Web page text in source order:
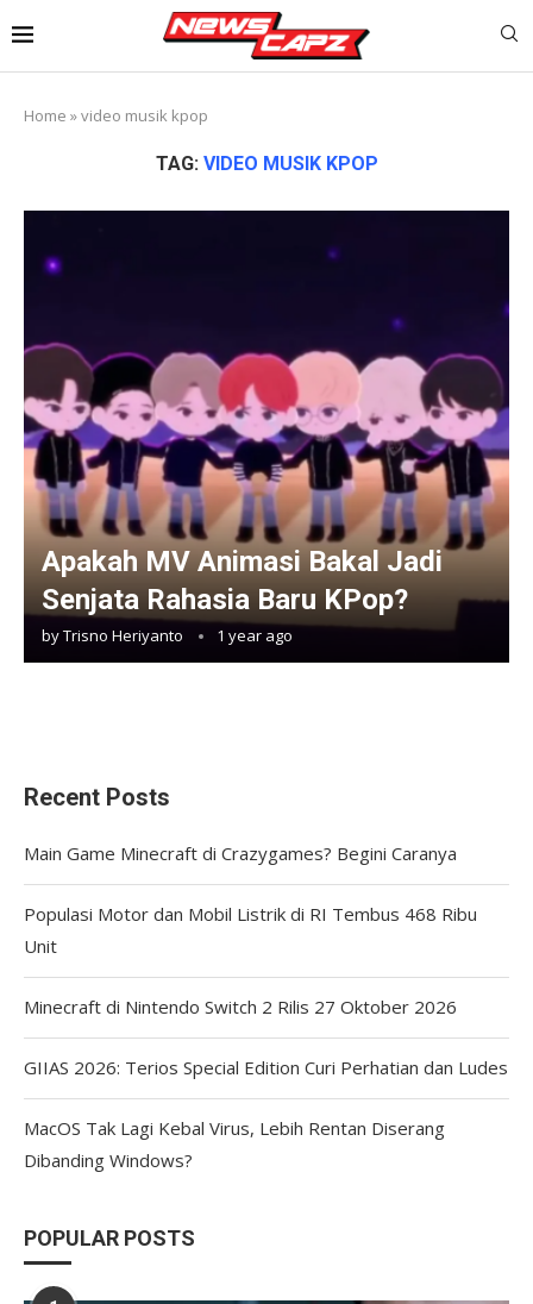
Home »video musik kpop
TAG: VIDEO MUSIK KPOP
Apakah MV Animasi Bakal Jadi
Senjata Rahasia Baru KPop?
byTrisno Heriyanto 1 year ago
Recent Posts
Main Game Minecraft di Crazygames? Begini Caranya
Populasi Motor dan Mobil Listrik di RI Tembus 468 Ribu
Unit
Minecraft di Nintendo Switch 2 Rilis 27 Oktober 2026
GIIAS 2026: Terios Special Edition Curi Perhatian dan Ludes
MacOS Tak Lagi Kebal Virus, Lebih Rentan Diserang
Dibanding Windows?
POPULAR POSTS